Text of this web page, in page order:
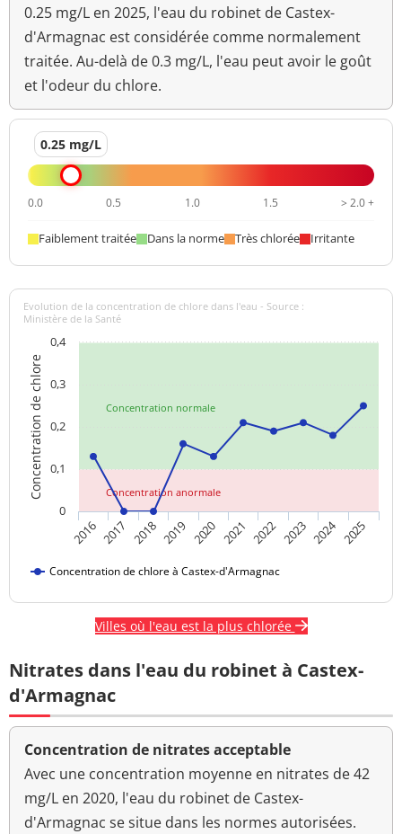
Ammonium (en NH4) <0,05 mg/L <=0,1 mg/L
Aucun
changement
pH
Saveur (qualitatif)
Aucun
changement
Température de l'eau 11,5 °C <=25 °C
Turbidité
néphélométrique NFU
0,14 NFU <=2 NFU
0.25 mg/L en 2025, l'eau du robinet de Castex-
d'Armagnac est considérée comme normalement
traitée. Au-delà de 0.3 mg/L, l'eau peut avoir le goût
et l'odeur du chlore.
0.25 mg/L
0.0 0.5 1.0 1.5 > 2.0 +
Faiblement traitée Dans la norme Très chlorée Irritante
Concentration normale
Concentration anormale
Concentration de chlore
Evolution de la concentration de chlore dans l'eau - Source :
Ministère de la Santé
Concentration de chlore à Castex-d'Armagnac
2016 2017 2018 2019 2020 2021 2022 2023 2024 2025
0
0,1
0,2
0,3
0,4
Villes où l'eau est la plus chlorée
Nitrates dans l'eau du robinet à Castex-
d'Armagnac
Concentration de nitrates acceptable
Avec une concentration moyenne en nitrates de 42
mg/L en 2020, l'eau du robinet de Castex-
d'Armagnac se situe dans les normes autorisées.